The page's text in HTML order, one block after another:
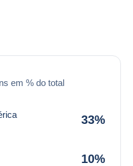
em % do total
33%
10%